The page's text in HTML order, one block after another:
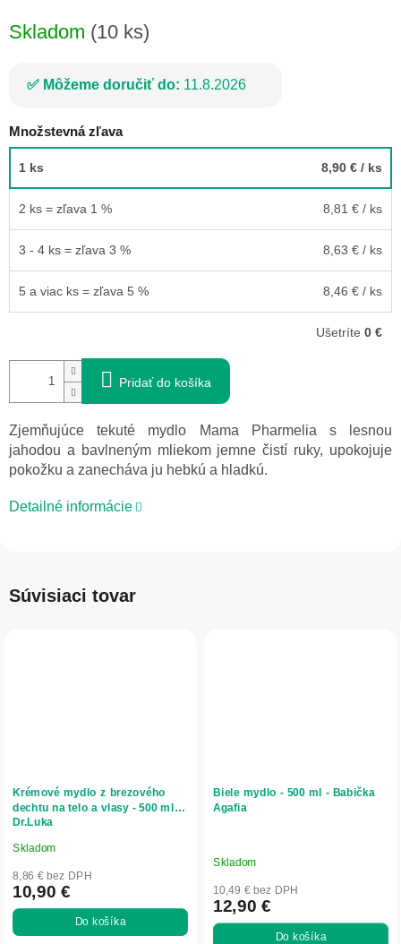
Skladom (10 ks)
Môžeme doručiť do: 11.8.2026
Množstevná zľava
1 ks 8,90 € / ks
2 ks = zľava 1 % 8,81 € / ks
3 - 4 ks = zľava 3 % 8,63 € / ks
5 a viac ks = zľava 5 % 8,46 € / ks
Ušetríte 0 €
Pridať do košíka
Zjemňujúce tekuté mydlo Mama Pharmelia s lesnou
jahodou a bavlneným mliekom jemne čistí ruky, upokojuje
pokožku a zanecháva ju hebkú a hladkú.
Detailné informácie
Súvisiaci tovar
Krémové mydlo z brezového
dechtu na telo a vlasy - 500 ml -
Dr.Luka
Priemerné
hodnotenie
produktu
je
5,0
Skladom
8,86 € bez DPH
10,90 €
Do košíka
Biele mydlo - 500 ml - Babička
Agafia
Skladom
10,49 € bez DPH
12,90 €
Do košíka